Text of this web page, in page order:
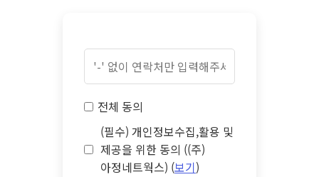
전체 동의
(필수) 개인정보수집,활용 및
제공을 위한 동의 ((주)
아정네트웍스) (보기)